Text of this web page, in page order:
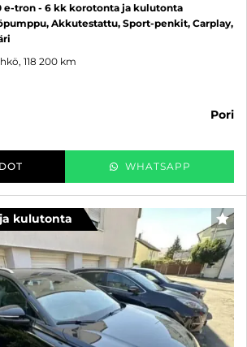
e-tron - 6 kk korotonta ja kulutonta
Akkutestattu, Sport-penkit, Carplay,
118 200 km
pori
WHATSAPP
kulutonta